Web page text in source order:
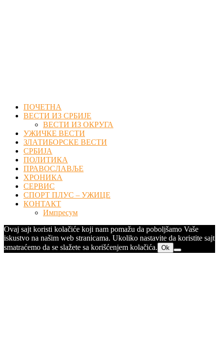
ПОЧЕТНА
ВЕСТИ ИЗ СРБИЈЕ
ВЕСТИ ИЗ ОКРУГА
УЖИЧКЕ ВЕСТИ
ЗЛАТИБОРСКЕ ВЕСТИ
СРБИЈА
ПОЛИТИКА
ПРАВОСЛАВЉЕ
ХРОНИКА
СЕРВИС
СПОРТ ПЛУС – УЖИЦЕ
КОНТАКТ
Импресум
Ovaj sajt koristi kolačiće koji nam pomažu da poboljšamo Vaše
iskustvo na našim web stranicama. Ukoliko nastavite da koristite sajt
smatraćemo da se slažete sa korišćenjem kolačića. Ok